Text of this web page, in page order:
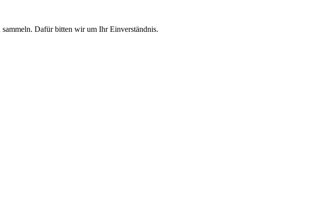
Dafür bitten wir um Ihr Einverständnis.